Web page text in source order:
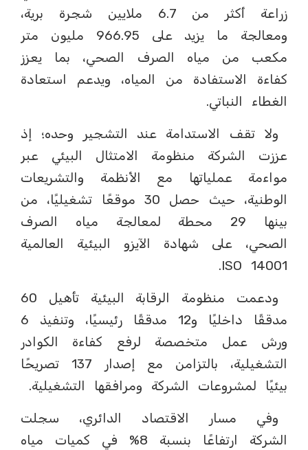
زراعة أكثر من 6.7 ملايين شجرة برية،
ومعالجة ما يزيد على 966.95 مليون متر
مكعب من مياه الصرف الصحي، بما يعزز
كفاءة الاستفادة من المياه، ويدعم استعادة
الغطاء النباتي.
ولا تقف الاستدامة عند التشجير وحده؛ إذ
عززت الشركة منظومة الامتثال البيئي عبر
مواءمة عملياتها مع الأنظمة والتشريعات
الوطنية، حيث حصل 30 موقعًا تشغيليًا، من
بينها 29 محطة لمعالجة مياه الصرف
الصحي، على شهادة الآيزو البيئية العالمية
ISO 14001.
ودعمت منظومة الرقابة البيئية تأهيل 60
مدققًا داخليًا و12 مدققًا رئيسيًا، وتنفيذ 6
ورش عمل متخصصة لرفع كفاءة الكوادر
التشغيلية، بالتزامن مع إصدار 137 تصريحًا
بيئيًا لمشروعات الشركة ومرافقها التشغيلية.
وفي مسار الاقتصاد الدائري، سجلت
الشركة ارتفاعًا بنسبة 8% في كميات مياه